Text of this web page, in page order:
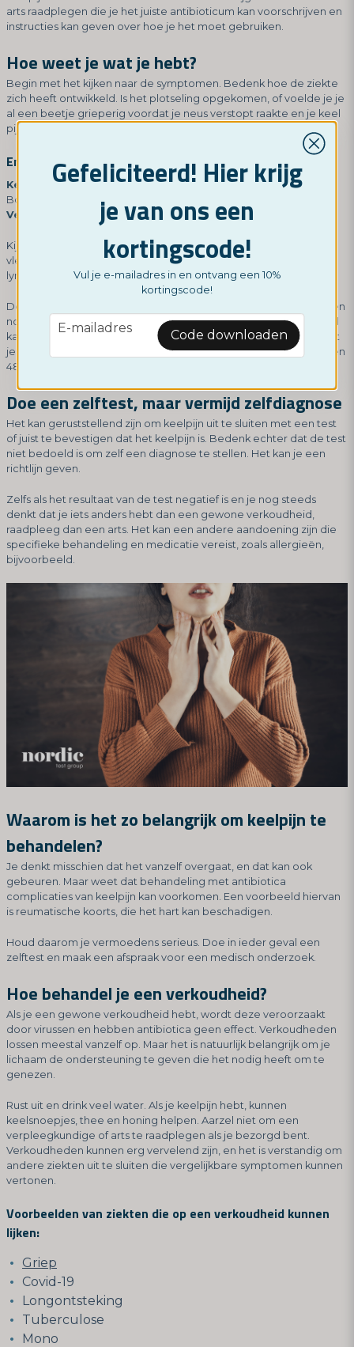
arts raadplegen die je het juiste antibioticum kan voorschrijven en
instructies kan geven over hoe je het moet gebruiken.
Hoe weet je wat je hebt?
Begin met het kijken naar de symptomen. Bedenk hoe de ziekte
zich heeft ontwikkeld. Is het plotseling opgekomen, of voelde je je
al een beetje grieperig voordat je neus verstopt raakte en je keel
pijn begon te doen?
Enkele eenvoudige richtlijnen:
Keelpijn
- Je hebt ernstige keelpijn, vooral bij het slikken.
Bovendien heb je koorts.
Verkoudheid
- Je neus loopt, je niest en je hoest.
Kijk naar je keel. Als je witte vlekken op de amandelen of rode
vlekken in je mond hebt, kan dit wijzen op keelpijn. Gezwollen
lymfeklieren in de nek zijn ook een teken van keelpijn.
De duur is ook een belangrijke factor. Als je antibiotica inneemt en
nog steeds verkouden bent, is dat niet vreemd. Een verkoudheid
kan meer dan een week aanhouden. Maar vanaf het moment dat
je antibiotica inneemt, zouden de symptomen van keelpijn binnen
48 uur moeten verbeteren.
Doe een zelftest, maar vermijd zelfdiagnose
Het kan geruststellend zijn om keelpijn uit te sluiten met een test
of juist te bevestigen dat het keelpijn is. Bedenk echter dat de test
niet bedoeld is om zelf een diagnose te stellen. Het kan je een
richtlijn geven.
Zelfs als het resultaat van de test negatief is en je nog steeds
denkt dat je iets anders hebt dan een gewone verkoudheid,
raadpleeg dan een arts. Het kan een andere aandoening zijn die
specifieke behandeling en medicatie vereist, zoals allergieën,
bijvoorbeeld.
Waarom is het zo belangrijk om keelpijn te
behandelen?
Je denkt misschien dat het vanzelf overgaat, en dat kan ook
gebeuren. Maar weet dat behandeling met antibiotica
complicaties van keelpijn kan voorkomen. Een voorbeeld hiervan
is reumatische koorts, die het hart kan beschadigen.
Houd daarom je vermoedens serieus. Doe in ieder geval een
zelftest en maak een afspraak voor een medisch onderzoek.
Hoe behandel je een verkoudheid?
Als je een gewone verkoudheid hebt, wordt deze veroorzaakt
door virussen en hebben antibiotica geen effect. Verkoudheden
lossen meestal vanzelf op. Maar het is natuurlijk belangrijk om je
lichaam de ondersteuning te geven die het nodig heeft om te
genezen.
Rust uit en drink veel water. Als je keelpijn hebt, kunnen
keelsnoepjes, thee en honing helpen. Aarzel niet om een
verpleegkundige of arts te raadplegen als je bezorgd bent.
Verkoudheden kunnen erg vervelend zijn, en het is verstandig om
andere ziekten uit te sluiten die vergelijkbare symptomen kunnen
vertonen.
Voorbeelden van ziekten die op een verkoudheid kunnen
lijken:
Griep
Covid-19
Longontsteking
Tuberculose
Mono
Gefeliciteerd! Hier krijg
je van ons een
kortingscode!
Vul je e-mailadres in en ontvang een 10%
kortingscode!
email
E-mailadres Code downloaden